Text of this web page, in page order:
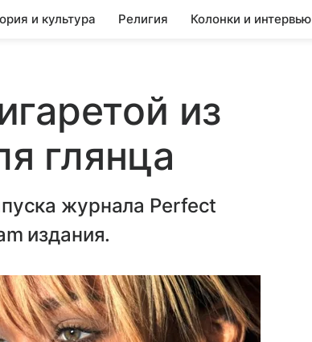
и культура Религия Колонки и интервью
из
глянца
журнала Perfect
издания.